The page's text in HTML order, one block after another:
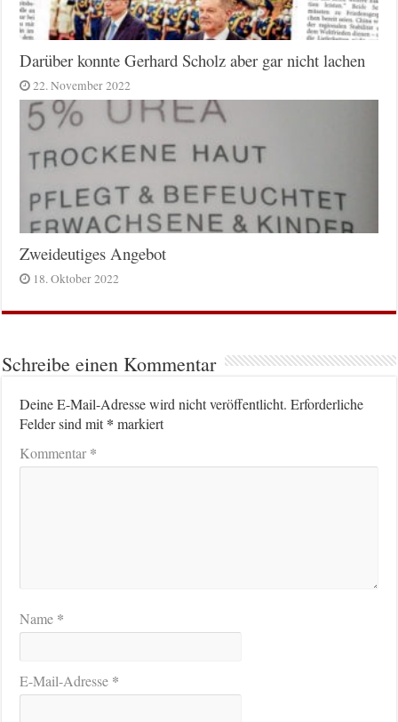
Darüber konnte Gerhard Scholz aber gar nicht lachen
22. November 2022
Zweideutiges Angebot
18. Oktober 2022
Schreibe einen Kommentar
Deine E-Mail-Adresse wird nicht veröffentlicht. Erforderliche
Felder sind mit* markiert
Kommentar*
Name *
E-Mail-Adresse *